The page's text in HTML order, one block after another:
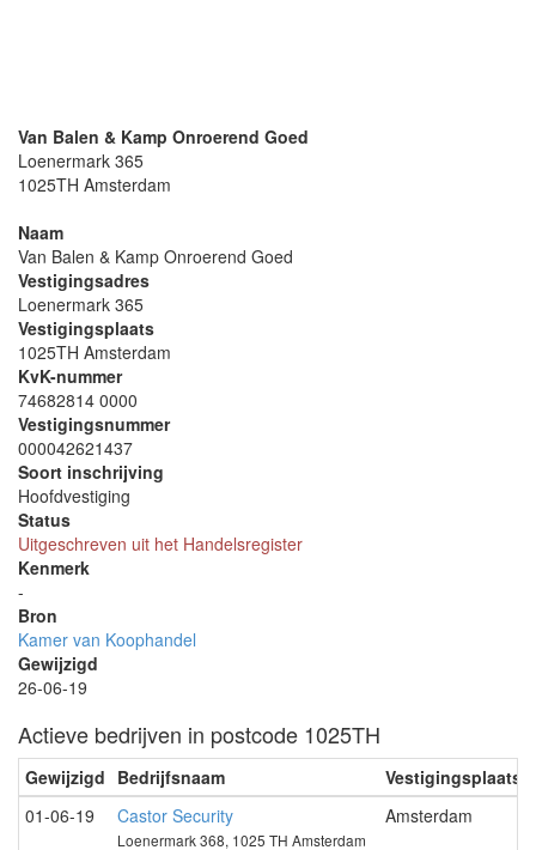
Van Balen & Kamp Onroerend Goed
Loenermark 365
1025TH Amsterdam
Naam
Van Balen & Kamp Onroerend Goed
Vestigingsadres
Loenermark 365
Vestigingsplaats
1025TH Amsterdam
KvK-nummer
74682814 0000
Vestigingsnummer
000042621437
Soort inschrijving
Hoofdvestiging
Status
Uitgeschreven uit het Handelsregister
Kenmerk
-
Bron
Kamer van Koophandel
Gewijzigd
26-06-19
Actieve bedrijven in postcode 1025TH
Gewijzigd Bedrijfsnaam Vestigingsplaats
01-06-19
Castor Security
Loenermark 368, 1025 TH Amsterdam
Amsterdam